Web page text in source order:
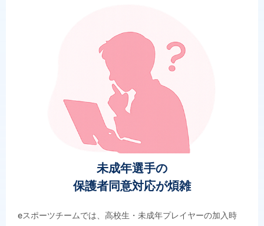
未成年選手の
保護者同意対応が煩雑
eスポーツチームでは、高校生・未成年プレイヤーの加入時